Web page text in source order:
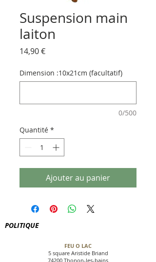
Suspension main
laiton
14,90 €Prix
Dimension :10x21cm (facultatif)
0/500
Quantité *
Ajouter au panier
POLITIQUE
FEU O LAC
5 square Aristide Briand
74200 Thonon-les-bains